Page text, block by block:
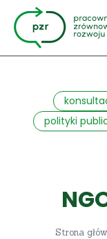
polityki
Strona